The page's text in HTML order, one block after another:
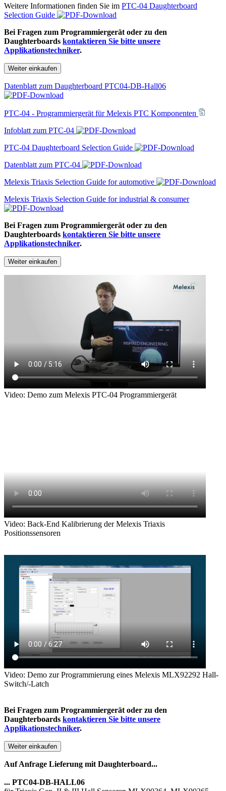
Weitere Informationen finden Sie im PTC-04 Daughterboard
Selection Guide
Bei Fragen zum Programmiergerät oder zu den
Daughterboards kontaktieren Sie bitte unsere
Applikationstechniker.
Weiter einkaufen
Datenblatt zum Daughterboard PTC04-DB-Hall06
PTC-04 - Programmiergerät für Melexis PTC Komponenten
Infoblatt zum PTC-04
PTC-04 Daughterboard Selection Guide
Datenblatt zum PTC-04
Melexis Triaxis Selection Guide for automotive
Melexis Triaxis Selection Guide for industrial & consumer
Bei Fragen zum Programmiergerät oder zu den
Daughterboards kontaktieren Sie bitte unsere
Applikationstechniker.
Weiter einkaufen
Video: Demo zum Melexis PTC-04 Programmiergerät
Video: Back-End Kalibrierung der Melexis Triaxis
Positionssensoren
Video: Demo zur Programmierung eines Melexis MLX92292 Hall-
Switch/-Latch
Bei Fragen zum Programmiergerät oder zu den
Daughterboards kontaktieren Sie bitte unsere
Applikationstechniker.
Weiter einkaufen
Auf Anfrage Lieferung mit Daughterboard...
... PTC04-DB-HALL06